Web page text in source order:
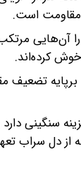
مقاومت است.
را آن‌هایی
کرده‌اند.
تضعیف
سنگینی دارد
از دل سراب